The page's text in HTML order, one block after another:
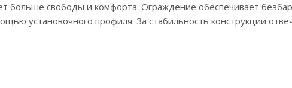
больше свободы и комфорта. Ограждение обеспечивает
установочного профиля. За стабильность конструкции